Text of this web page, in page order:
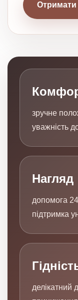
Отримати
зручне
уважність
Нагляд
допомога
підтримка
делікатний